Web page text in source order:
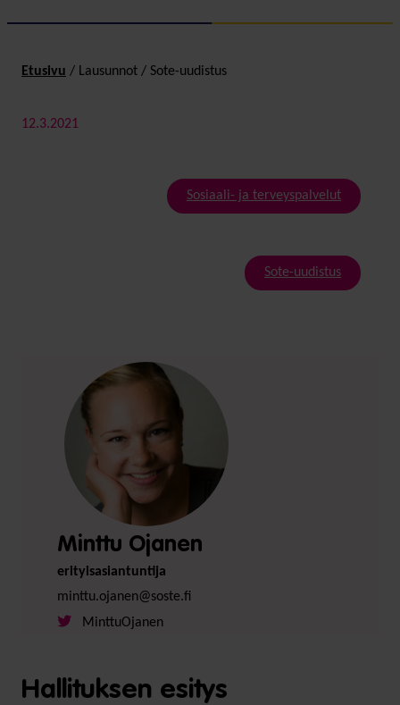
Etusivu / Lausunnot / Sote-uudistus
12.3.2021
Sosiaali- ja terveyspalvelut
Sote-uudistus
Minttu Ojanen
erityisasiantuntija
minttu.ojanen@soste.fi
MinttuOjanen
Hallituksen esitys